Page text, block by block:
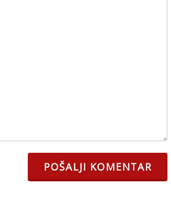
POŠALJI KOMENTAR